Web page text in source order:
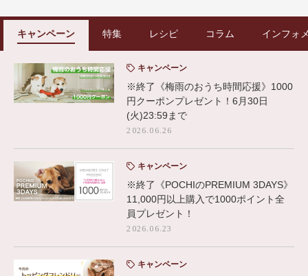
キャンペーン 特集 レシピ コラム インフォ
キャンペーン
※終了《梅雨のおうち時間応援》1000
円クーポンプレゼント！6月30日
(火)23:59まで
2026.06.26
キャンペーン
※終了《POCHIのPREMIUM 3DAYS》
11,000円以上購入で1000ポイント全
員プレゼント！
2026.06.23
キャンペーン